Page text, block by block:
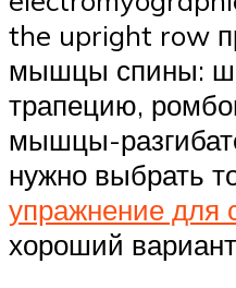
the upright row
мышцы спины:
трапецию,
мышцы-
нужно выбрать
упражнение для
хороший